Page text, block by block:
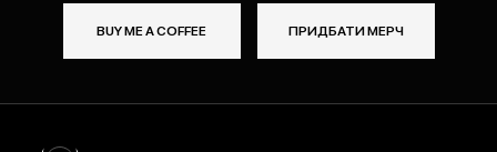
BUY ME A COFFEE ПРИДБАТИ МЕРЧ